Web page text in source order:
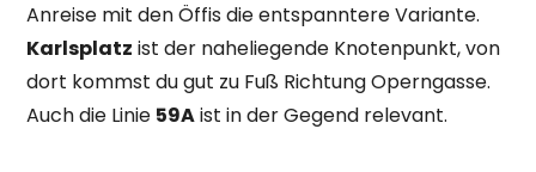
Anreise mit den Öffis die entspanntere Variante.
Karlsplatz ist der naheliegende Knotenpunkt, von
dort kommst du gut zu Fuß Richtung Operngasse.
Auch die Linie 59Aist in der Gegend relevant.